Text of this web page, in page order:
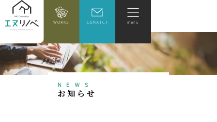
WORKS CONATCT menu
NEWS
お知 ら せ